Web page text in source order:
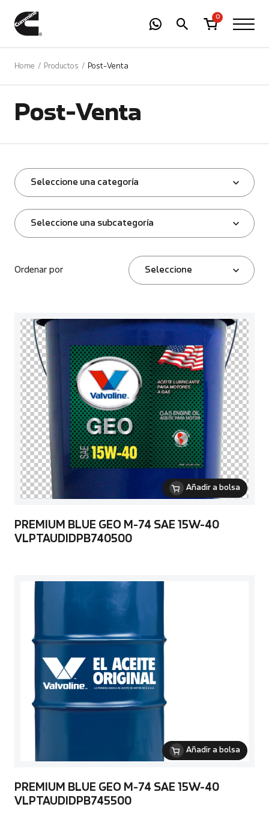
0
Home Productos Post-Venta
Post-Venta
Seleccione una categoría
Seleccione una subcategoría
Ordenar por Seleccione
Añadir a bolsa
PREMIUM BLUE GEO M-74 SAE 15W-40
VLPTAUDIDPB740500
Añadir a bolsa
PREMIUM BLUE GEO M-74 SAE 15W-40
VLPTAUDIDPB745500